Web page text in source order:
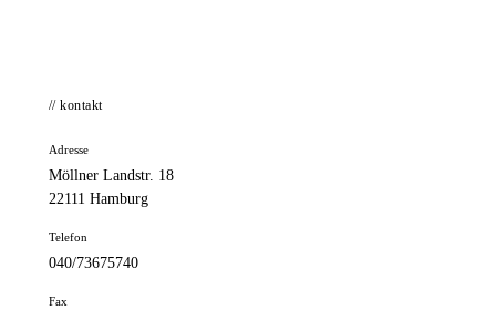
// kontakt
Adresse
Möllner Landstr. 18
22111 Hamburg
Telefon
040/73675740
Fax